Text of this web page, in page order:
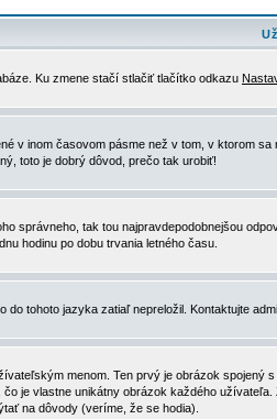
Ku zmene stačí stlačiť tlačítko odkazu
v inom časovom pásme než v tom, v ktorom
toto je dobrý dôvod, prečo tak urobiť!
správneho, tak tou najpravdepodobnejšou
hodinu po dobu trvania letného času.
do tohoto jazyka zatiaľ nepreložil. Kontaktujte
menom. Ten prvý je obrázok
je vlastne unikátny obrázok každého
na dôvody (veríme, že se hodia).